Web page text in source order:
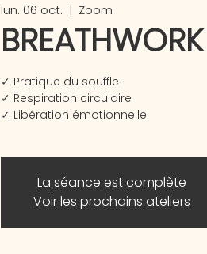
lun. 06 oct.
  |
Zoom
✓ Pratique du souffle
✓ Respiration circulaire
✓ Libération émotionnelle
La séance est complète
Voir les prochains ateliers